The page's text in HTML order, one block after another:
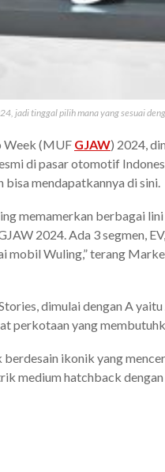
jadi tinggal pilih mana yang sesuai
Week (MUF GJAW) 2024,
di pasar otomotif
bisa mendapatkannya di sini.
memamerkan berbagai
2024. Ada 3 segmen,
mobil Wuling,” terang
dimulai dengan A
yang
ikonik yang
medium hatchback